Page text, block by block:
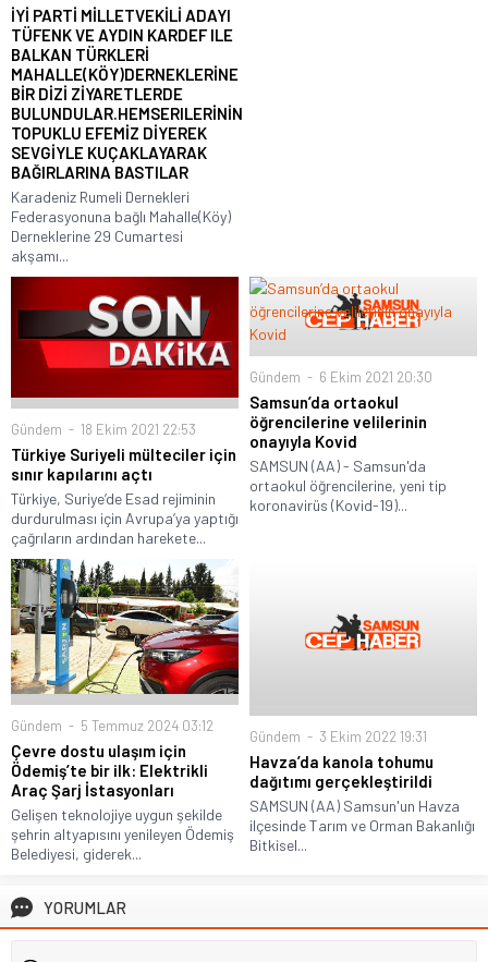
İYİ PARTİ MİLLETVEKİLİ ADAYI
TÜFENK VE AYDIN KARDEF ILE
BALKAN TÜRKLERİ
MAHALLE(KÖY)DERNEKLERİNE
BİR DİZİ ZİYARETLERDE
BULUNDULAR.HEMSERILERİNİN
TOPUKLU EFEMİZ DİYEREK
SEVGİYLE KUÇAKLAYARAK
BAĞIRLARINA BASTILAR
Karadeniz Rumeli Dernekleri
Federasyonuna bağlı Mahalle(Köy)
Derneklerine 29 Cumartesi
akşamı...
Gündem 18 Ekim 2021 22:53
Türkiye Suriyeli mülteciler için
sınır kapılarını açtı
Türkiye, Suriye’de Esad rejiminin
durdurulması için Avrupa’ya yaptığı
çağrıların ardından harekete...
Gündem 6 Ekim 2021 20:30
Samsun’da ortaokul
öğrencilerine velilerinin
onayıyla Kovid
SAMSUN (AA) - Samsun'da
ortaokul öğrencilerine, yeni tip
koronavirüs (Kovid-19)...
Gündem 5 Temmuz 2024 03:12
Çevre dostu ulaşım için
Ödemiş’te bir ilk: Elektrikli
Araç Şarj İstasyonları
Gelişen teknolojiye uygun şekilde
şehrin altyapısını yenileyen Ödemiş
Belediyesi, giderek...
Gündem 3 Ekim 2022 19:31
Havza’da kanola tohumu
dağıtımı gerçekleştirildi
SAMSUN (AA) Samsun'un Havza
ilçesinde Tarım ve Orman Bakanlığı
Bitkisel...
YORUMLAR